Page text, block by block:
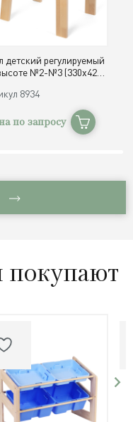
детский регулируемый
№2-№3 (330х420,
8934
по запросу
покупают